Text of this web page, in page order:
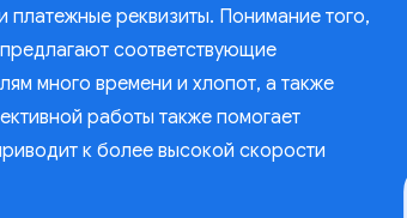
реквизиты. Понимание того,
соответствующие
много времени и хлопот, а также
работы также помогает
к более высокой скорости